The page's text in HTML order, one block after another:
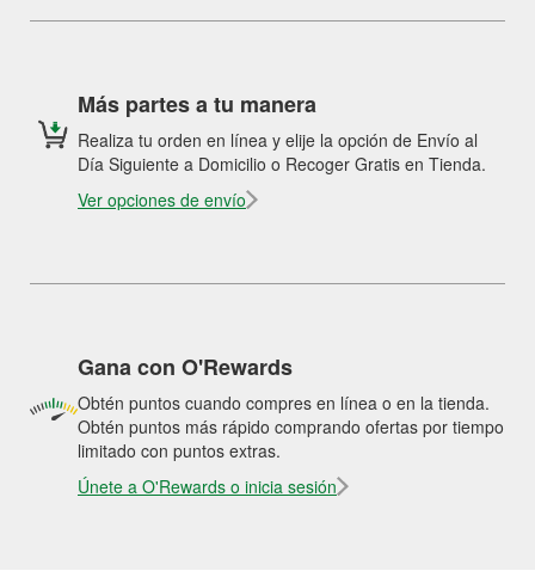
Más partes a tu manera
Realiza tu orden en línea y elije la opción de Envío al
Día Siguiente a Domicilio o Recoger Gratis en Tienda.
Ver opciones de envío
Gana con O'Rewards
Obtén puntos cuando compres en línea o en la tienda.
Obtén puntos más rápido comprando ofertas por tiempo
limitado con puntos extras.
Únete a O'Rewards o inicia sesión